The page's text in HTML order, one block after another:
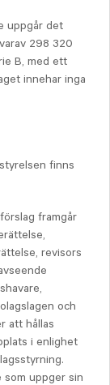
uppgår det
298 320
B, med ett
innehar inga
finns
framgår
revisors
och
att hållas
i enlighet
som uppger sin